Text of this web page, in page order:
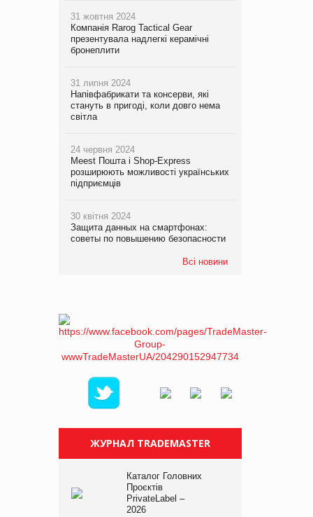
31 жовтня 2024
Компанія Rarog Tactical Gear
презентувала надлегкі керамічні
бронеплити
31 липня 2024
Напівфабрикати та консерви, які
стануть в пригоді, коли довго нема
світла
24 червня 2024
Meest Пошта і Shop-Express
розширюють можливості українських
підприємців
30 квітня 2024
Защита данных на смартфонах:
советы по повышению безопасности
Всі новини
ЖУРНАЛ TRADEMASTER
Каталог Головних
Проєктів
PrivateLabel –
2026